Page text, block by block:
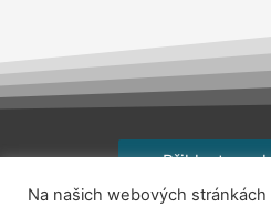
Přihlaste se
Na našich webových